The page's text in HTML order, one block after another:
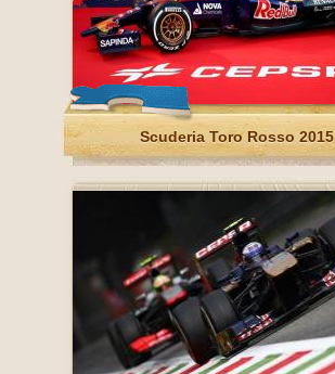
Scuderia Toro Rosso 2015